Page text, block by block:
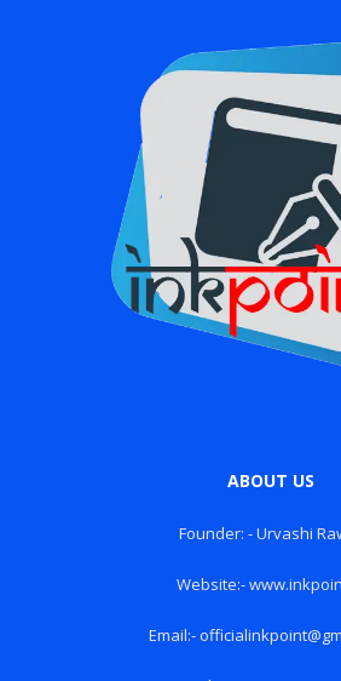
ABOUT US
Founder: - Urvashi
Website:-
Email:-